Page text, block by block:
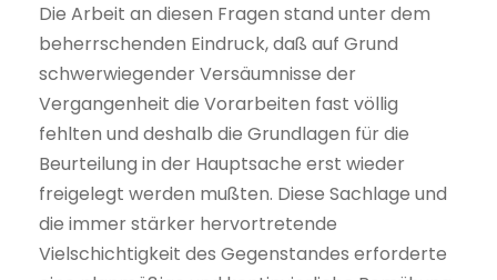
Die Arbeit an diesen Fragen stand unter dem
beherrschenden Eindruck, daß auf Grund
schwerwiegender Versäumnisse der
Vergangenheit die Vorarbeiten fast völlig
fehlten und deshalb die Grundlagen für die
Beurteilung in der Hauptsache erst wieder
freigelegt werden mußten. Diese Sachlage und
die immer stärker hervortretende
Vielschichtigkeit des Gegenstandes erforderte